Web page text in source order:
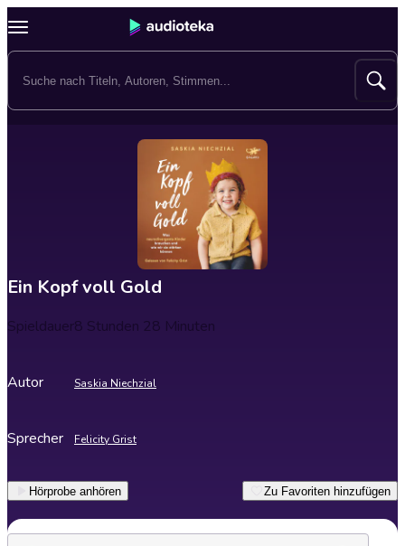
Ein Kopf voll Gold
Spieldauer8 Stunden 28 Minuten
Autor Saskia Niechzial
Sprecher Felicity Grist
Hörprobe anhören Zu Favoriten hinzufügen